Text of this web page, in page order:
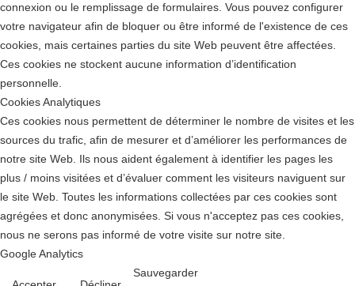
connexion ou le remplissage de formulaires. Vous pouvez configurer
votre navigateur afin de bloquer ou être informé de l'existence de ces
cookies, mais certaines parties du site Web peuvent être affectées.
Ces cookies ne stockent aucune information d’identification
personnelle.
Cookies Analytiques
Ces cookies nous permettent de déterminer le nombre de visites et les
sources du trafic, afin de mesurer et d’améliorer les performances de
notre site Web. Ils nous aident également à identifier les pages les
plus / moins visitées et d’évaluer comment les visiteurs naviguent sur
le site Web. Toutes les informations collectées par ces cookies sont
agrégées et donc anonymisées. Si vous n'acceptez pas ces cookies,
nous ne serons pas informé de votre visite sur notre site.
Google Analytics
Sauvegarder